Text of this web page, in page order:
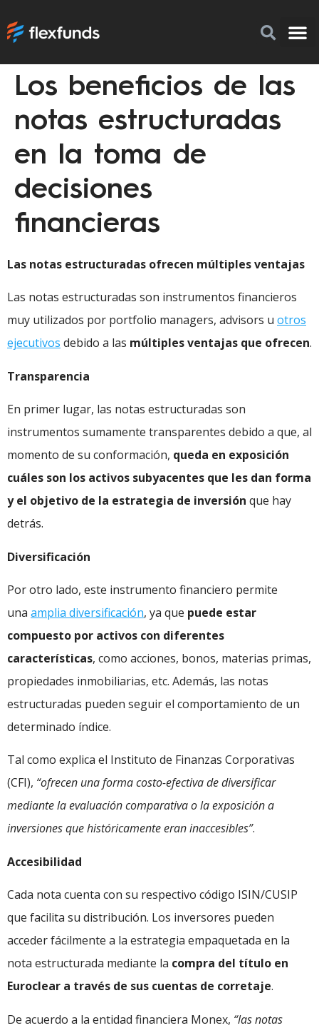
Los beneficios de las
notas estructuradas
en la toma de
decisiones
financieras
Las notas estructuradas ofrecen múltiples ventajas
Las notas estructuradas son instrumentos financieros
muy utilizados por portfolio managers, advisors u otros
ejecutivos debido a las múltiples ventajas que ofrecen.
Transparencia
En primer lugar, las notas estructuradas son
instrumentos sumamente transparentes debido a que, al
momento de su conformación, queda en exposición
cuáles son los activos subyacentes que les dan forma
y el objetivo de la estrategia de inversión que hay
detrás.
Diversificación
Por otro lado, este instrumento financiero permite
una amplia diversificación, ya que puede estar
compuesto por activos con diferentes
características, como acciones, bonos, materias primas,
propiedades inmobiliarias, etc. Además, las notas
estructuradas pueden seguir el comportamiento de un
determinado índice.
Tal como explica el Instituto de Finanzas Corporativas
(CFI), “ofrecen una formacosto-efectivade diversificar
mediante la evaluación comparativa o la exposición a
inversiones que históricamente eran inaccesibles”.
Accesibilidad
Cada nota cuenta con su respectivo código ISIN/CUSIP
que facilita su distribución. Los inversores pueden
acceder fácilmente a la estrategia empaquetada en la
nota estructurada mediante la compra del título en
Euroclear a través de sus cuentas de corretaje.
De acuerdo a la entidad financiera Monex, “las notas